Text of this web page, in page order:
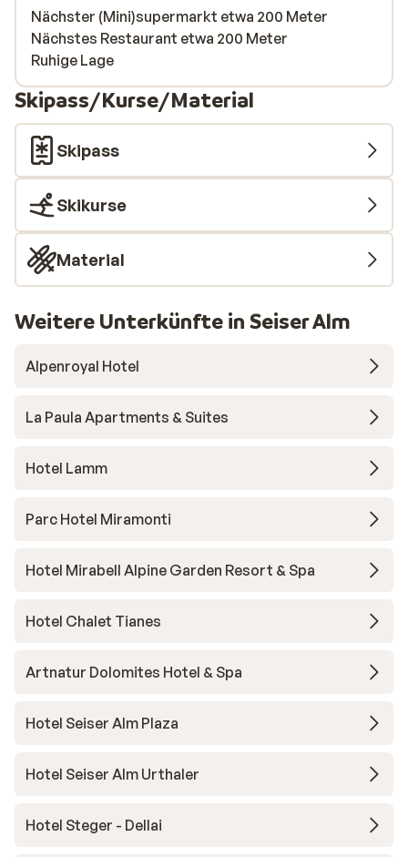
Nächster (Mini)supermarkt etwa 200 Meter
Nächstes Restaurant etwa 200 Meter
Ruhige Lage
Skipass/Kurse/Material
Skipass
Skikurse
Material
Weitere Unterkünfte in Seiser Alm
Alpenroyal Hotel
La Paula Apartments & Suites
Hotel Lamm
Parc Hotel Miramonti
Hotel Mirabell Alpine Garden Resort & Spa
Hotel Chalet Tianes
Artnatur Dolomites Hotel & Spa
Hotel Seiser Alm Plaza
Hotel Seiser Alm Urthaler
Hotel Steger - Dellai